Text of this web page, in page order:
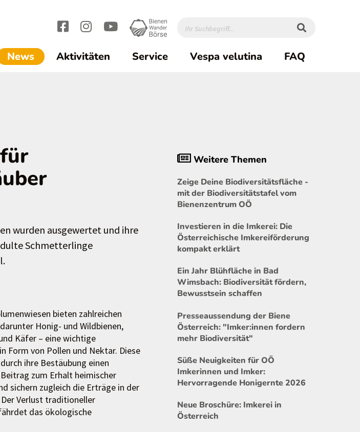
News(current)1
Aktivitäten Service Vespa velutina FAQ
wurden ausgewertet und ihre
Schmetterlinge
bieten zahlreichen
Honig- und Wildbienen,
Käfer – eine wichtige
Form von Pollen und Nektar. Diese
ihre Bestäubung einen
zum Erhalt heimischer
sichern zugleich die Erträge in der
Verlust traditioneller
das ökologische
Weitere Themen
Zeige Deine Biodiversitätsfläche -
mit der Biodiversitätstafel vom
Bienenzentrum OÖ
Investieren in die Imkerei: Die
Österreichische Imkereiförderung
kompakt erklärt
Ein Jahr Blühfläche in Bad
Wimsbach: Biodiversität fördern,
Bewusstsein schaffen
Presseaussendung der Biene
Österreich: "Imker:innen fordern
mehr Biodiversität"
Süße Neuigkeiten für OÖ
Imkerinnen und Imker:
Hervorragende Honigernte 2026
Neue Broschüre: Imkerei in
Österreich